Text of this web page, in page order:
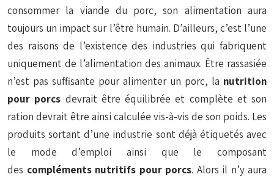
consommer la viande du porc, son alimentation aura
toujours un impact sur l’être humain. D’ailleurs, c’est l’une
des raisons de l’existence des industries qui fabriquent
uniquement de l’alimentation des animaux. Être rassasiée
n’est pas suffisante pour alimenter un porc, la nutrition
pour porcs devrait être équilibrée et complète et son
ration devrait être ainsi calculée vis-à-vis de son poids. Les
produits sortant d’une industrie sont déjà étiquetés avec
le mode d’emploi ainsi que le composant
des compléments nutritifs pour porcs. Alors il n’y aura